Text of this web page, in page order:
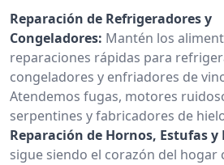
Reparación de Refrigeradores y
Congeladores: Mantén los
reparaciones rápidas para
congeladores y enfriadores de
Atendemos fugas, motores
serpentines y fabricadores de
Reparación de Hornos, Estufas
sigue siendo el corazón del hogar